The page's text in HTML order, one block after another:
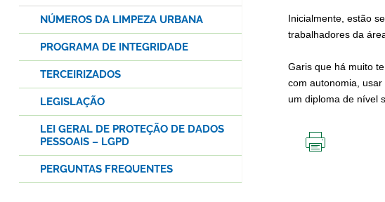
Inicialmente, estão
trabalhadores da
Garis que há muito
com autonomia,
um diploma de nível
NÚMEROS DA LIMPEZA URBANA
PROGRAMA DE INTEGRIDADE
TERCEIRIZADOS
LEGISLAÇÃO
LEI GERAL DE PROTEÇÃO DE DADOS
PESSOAIS – LGPD
PERGUNTAS FREQUENTES